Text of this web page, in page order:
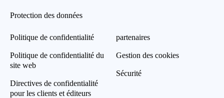
Protection des données
Politique de confidentialité
Politique de confidentialité du
site web
Directives de confidentialité
pour les clients et éditeurs
partenaires
Gestion des cookies
Sécurité